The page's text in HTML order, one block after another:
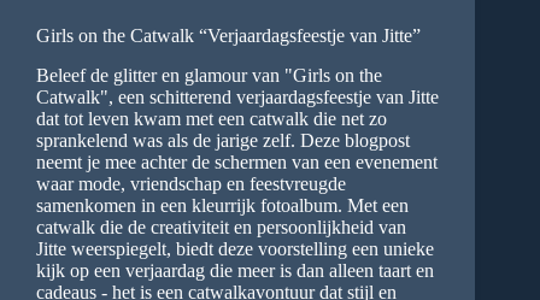
Girls on the Catwalk “Verjaardagsfeestje van Jitte”
Beleef de glitter en glamour van "Girls on the
Catwalk", een schitterend verjaardagsfeestje van Jitte
dat tot leven kwam met een catwalk die net zo
sprankelend was als de jarige zelf. Deze blogpost
neemt je mee achter de schermen van een evenement
waar mode, vriendschap en feestvreugde
samenkomen in een kleurrijk fotoalbum. Met een
catwalk die de creativiteit en persoonlijkheid van
Jitte weerspiegelt, biedt deze voorstelling een unieke
kijk op een verjaardag die meer is dan alleen taart en
cadeaus - het is een catwalkavontuur dat stijl en